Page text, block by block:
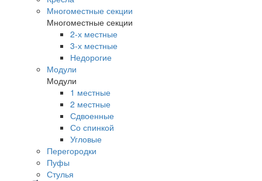
Многоместные секции
Многоместные секции
2-х местные
3-х местные
Недорогие
Модули
Модули
1 местные
2 местные
Сдвоенные
Со спинкой
Угловые
Перегородки
Пуфы
Стулья